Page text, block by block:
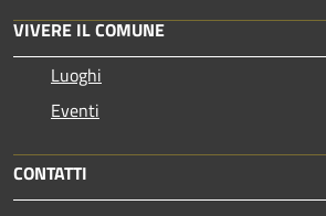
VIVERE IL COMUNE
Luoghi
Eventi
CONTATTI